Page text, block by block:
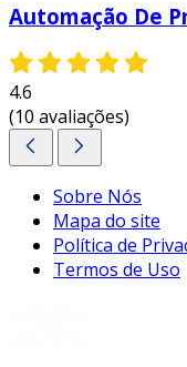
Automação De
4.6
(10 avaliações)
Sobre Nós
Mapa do site
Política de
Termos de Uso